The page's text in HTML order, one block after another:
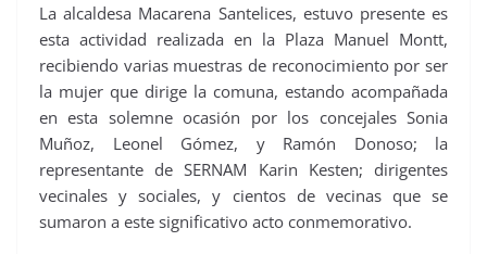
La alcaldesa Macarena Santelices, estuvo presente es
esta actividad realizada en la Plaza Manuel Montt,
recibiendo varias muestras de reconocimiento por ser
la mujer que dirige la comuna, estando acompañada
en esta solemne ocasión por los concejales Sonia
Muñoz, Leonel Gómez, y Ramón Donoso; la
representante de SERNAM Karin Kesten; dirigentes
vecinales y sociales, y cientos de vecinas que se
sumaron a este significativo acto conmemorativo.